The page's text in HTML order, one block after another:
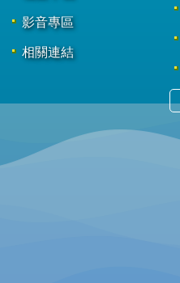
影音專區
相關連結